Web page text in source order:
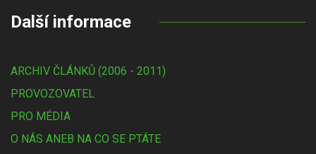
Další informace
ARCHIV ČLÁNKŮ (2006 - 2011)
PROVOZOVATEL
PRO MÉDIA
O NÁS ANEB NA CO SE PTÁTE